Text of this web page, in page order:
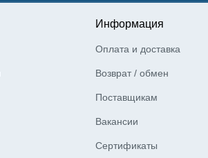
Информация
Оплата и доставка
Возврат / обмен
Поставщикам
Вакансии
Сертификаты